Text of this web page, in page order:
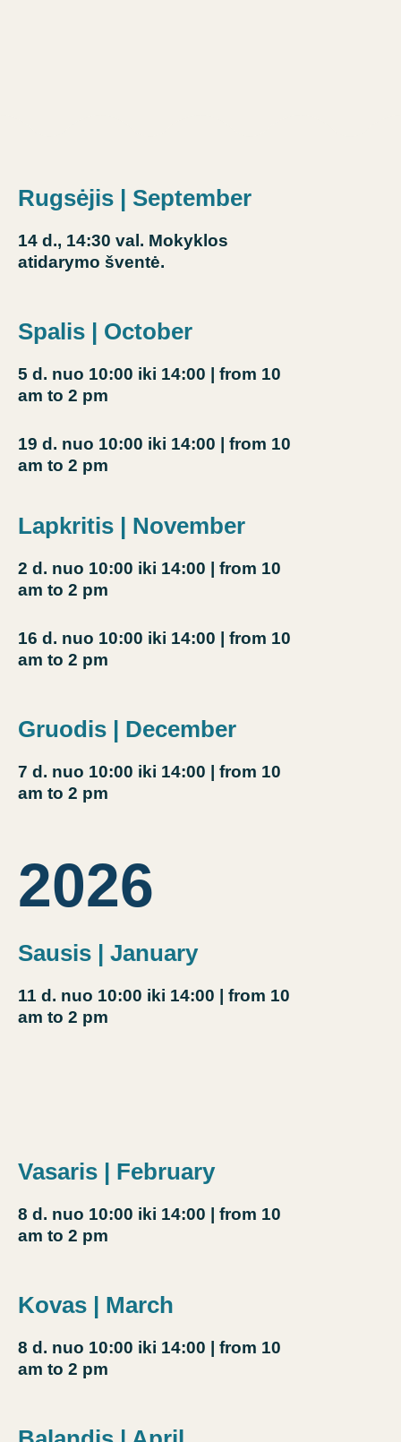
Rugsėjis | September
14 d., 14:30 val. Mokyklos
atidarymo šventė.
Spalis | October
5 d. nuo 10:00 iki 14:00 | from 10
am to 2 pm
19 d. nuo 10:00 iki 14:00 | from 10
am to 2 pm
Lapkritis | November
2 d. nuo 10:00 iki 14:00 | from 10
am to 2 pm
16 d. nuo 10:00 iki 14:00 | from 10
am to 2 pm
Gruodis | December
7 d. nuo 10:00 iki 14:00 | from 10
am to 2 pm
2026
Sausis | January
11 d. nuo 10:00 iki 14:00 | from 10
am to 2 pm
Vasaris | February
8 d. nuo 10:00 iki 14:00 | from 10
am to 2 pm
Kovas | March
8 d. nuo 10:00 iki 14:00 | from 10
am to 2 pm